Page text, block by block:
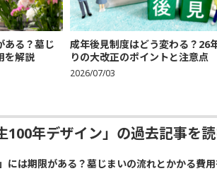
ある？墓じ
を解説
成年後見制度はどう変わる？26
りの大改正のポイントと注意点
2026/07/03
100年デザイン」の過去記事を
には期限がある？墓じまいの流れとかかる費